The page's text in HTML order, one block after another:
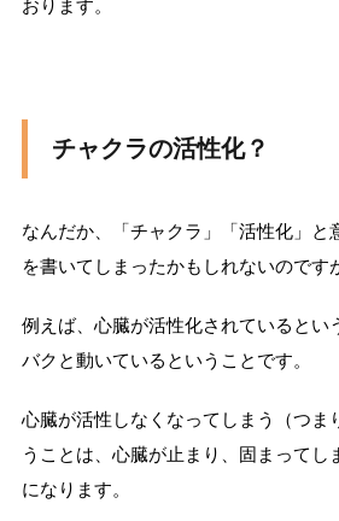
おります。
チャクラの活性化？
なんだか、「チャクラ」「活性化」と
を書いてしまったかもしれないのです
例えば、心臓が活性化されているとい
バクと動いているということです。
心臓が活性しなくなってしまう（つま
うことは、心臓が止まり、固まってし
になります。